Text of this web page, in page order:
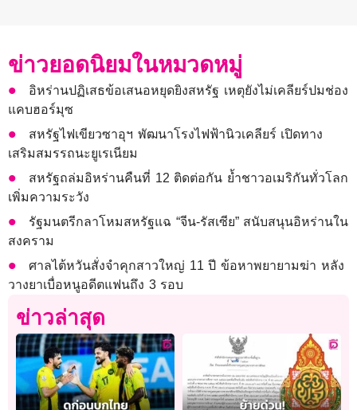
ข่าวยอดนิยมในหมวดหมู่
อิหร่านปฏิเสธข้อเสนอหยุดยิงสหรัฐ เหตุยังไม่เคลียร์ปมช่อง
แคบฮอร์มุซ
สหรัฐไฟเขียวซาอุฯ พัฒนาโรงไฟฟ้านิวเคลียร์ เปิดทาง
เสริมสมรรถนะยูเรเนียม
สหรัฐถล่มอิหร่านคืนที่ 12 ติดต่อกัน ย้ำชาวอเมริกันทั่วโลก
เพิ่มความระวัง
รัฐมนตรีกลาโหมสหรัฐแฉ “จีน-รัสเซีย” สนับสนุนอิหร่านใน
สงคราม
ศาลไต้หวันสั่งจำคุกสาวใหญ่ 11 ปี ข้อหาพยายามฆ่า หลัง
วางยาเบื่อหนูอดีตแฟนถึง 3 รอบ
ข่าวล่าสุด